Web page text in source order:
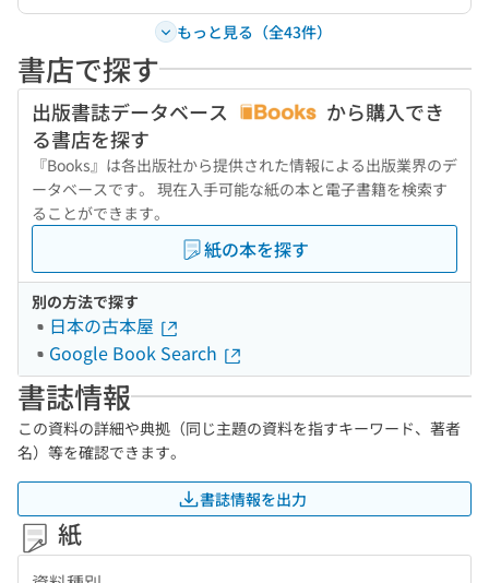
もっと見る（全43件）
書店で探す
出版書誌データベース
から購入でき
る書店を探す
『Books』は各出版社から提供された情報による出版業界のデ
ータベースです。 現在入手可能な紙の本と電子書籍を検索す
ることができます。
紙の本を探す
別の方法で探す
日本の古本屋
Google Book Search
書誌情報
この資料の詳細や典拠（同じ主題の資料を指すキーワード、著者
名）等を確認できます。
書誌情報を出力
紙